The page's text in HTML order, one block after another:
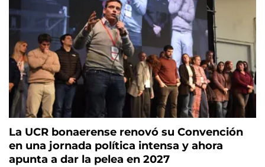
La UCR bonaerense renovó su Convención
en una jornada política intensa y ahora
apunta a dar la pelea en 2027